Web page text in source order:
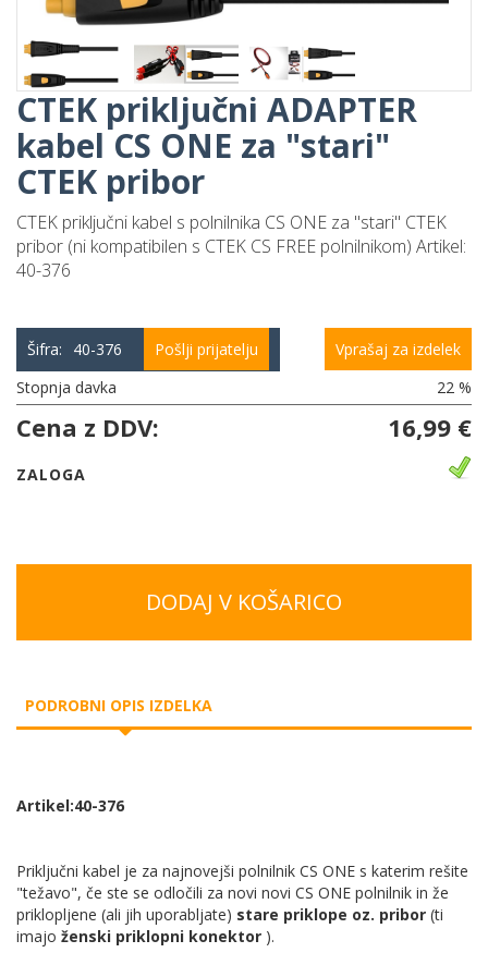
CTEK priključni ADAPTER
kabel CS ONE za "stari"
CTEK pribor
CTEK priključni kabel s polnilnika CS ONE za "stari" CTEK
pribor (ni kompatibilen s CTEK CS FREE polnilnikom) Artikel:
40-376
Šifra: 40-376 Vprašaj za izdelek
Pošlji prijatelju
Stopnja davka
22 %
Cena z DDV: 16,99 €
ZALOGA
DODAJ V KOŠARICO
PODROBNI OPIS IZDELKA
Artikel:40-376
Priključni kabel je za najnovejši polnilnik CS ONE s katerim rešite
"težavo", če ste se odločili za novi novi CS ONE polnilnik in že
priklopljene (ali jih uporabljate) stare priklope oz. pribor (ti
imajo ženski priklopni konektor ).